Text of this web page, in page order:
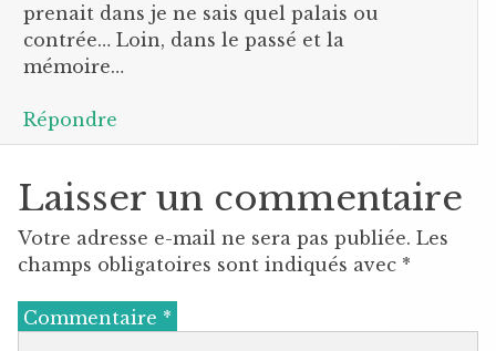
prenait dans je ne sais quel palais ou
contrée… Loin, dans le passé et la
mémoire…
Répondre
Laisser un commentaire
Votre adresse e-mail ne sera pas publiée. Les
champs obligatoires sont indiqués avec *
Commentaire *